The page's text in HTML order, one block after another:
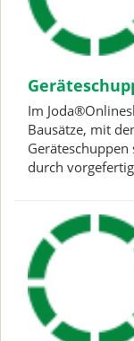
Im
Bausätze, mit
durch